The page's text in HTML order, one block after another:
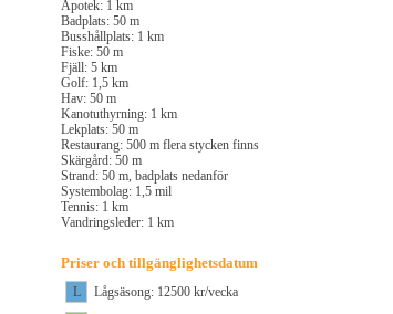
Apotek: 1 km
Badplats: 50 m
Busshållplats: 1 km
Fiske: 50 m
Fjäll: 5 km
Golf: 1,5 km
Hav: 50 m
Kanotuthyrning: 1 km
Lekplats: 50 m
Restaurang: 500 m flera stycken finns
Skärgård: 50 m
Strand: 50 m, badplats nedanför
Systembolag: 1,5 mil
Tennis: 1 km
Vandringsleder: 1 km
Priser och tillgänglighetsdatum
L
Lågsäsong: 12500 kr/vecka